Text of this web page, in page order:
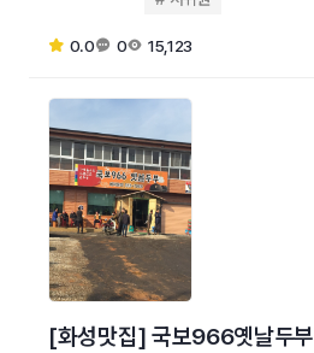
0.0 0 15,123
[화성맛집] 국보966옛날두부